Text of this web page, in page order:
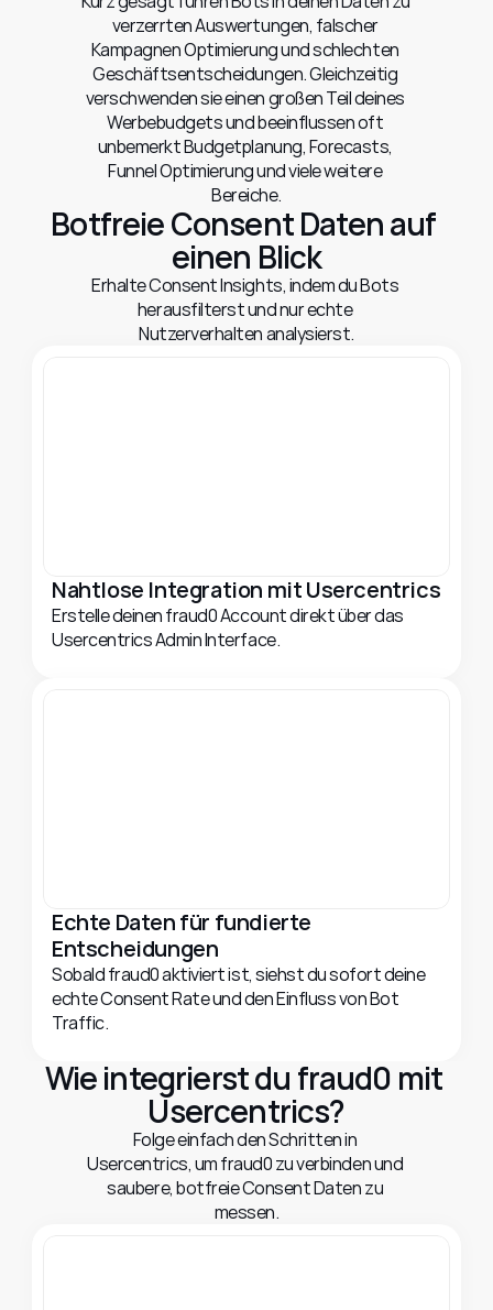
verzerrten Auswertungen, falscher
Kampagnen Optimierung und schlechten
Geschäftsentscheidungen. Gleichzeitig
verschwenden sie einen großen Teil deines
Werbebudgets und beeinflussen oft
unbemerkt Budgetplanung, Forecasts,
Funnel Optimierung und viele weitere
Bereiche.
Botfreie Consent Daten auf
einen Blick
Erhalte Consent Insights, indem du Bots
herausfilterst und nur echte
Nutzerverhalten analysierst.
Nahtlose Integration mit Usercentrics
Erstelle deinen fraud0 Account direkt über das
Usercentrics Admin Interface.
Echte Daten für fundierte
Entscheidungen
Sobald fraud0 aktiviert ist, siehst du sofort deine
echte Consent Rate und den Einfluss von Bot
Traffic.
Wie integrierst du fraud0 mit
Usercentrics?
Folge einfach den Schritten in
Usercentrics, um fraud0 zu verbinden und
saubere, botfreie Consent Daten zu
messen.